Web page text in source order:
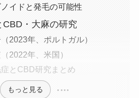
イドと発毛の可能性
CBD・大麻の研究
2023年、ポルトガル）
2022年、米国）
とCBD研究まとめ
もっと見る